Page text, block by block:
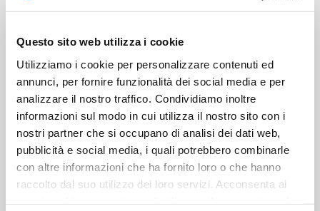
Questo sito web utilizza i cookie
Utilizziamo i cookie per personalizzare contenuti ed
annunci, per fornire funzionalità dei social media e per
analizzare il nostro traffico. Condividiamo inoltre
informazioni sul modo in cui utilizza il nostro sito con i
nostri partner che si occupano di analisi dei dati web,
pubblicità e social media, i quali potrebbero combinarle
con altre informazioni che ha fornito loro o che hanno
raccolto dal suo utilizzo dei loro servizi. Acconsenta ai
Pieces per carton 6
Cartons for layer 10
Minimum sale 6